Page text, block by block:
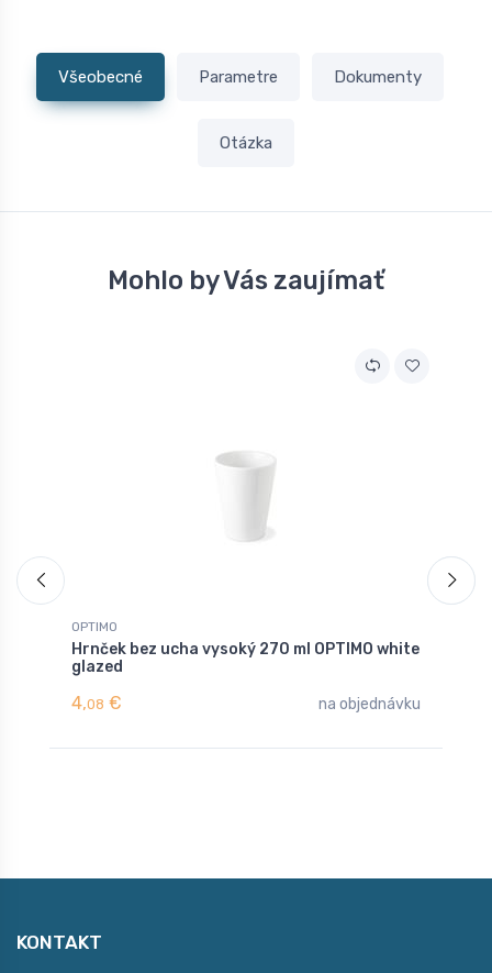
Všeobecné Parametre Dokumenty
Otázka
Mohlo by Vás zaujímať
OPTIMO
Hrnček bez ucha vysoký 270 ml OPTIMO white
glazed
4,08 € na objednávku
KONTAKT